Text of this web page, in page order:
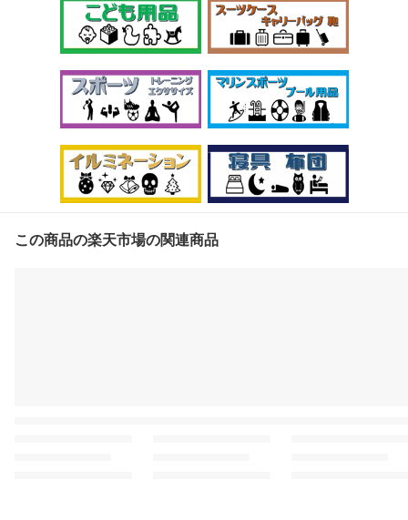
この商品の楽天市場の関連商品